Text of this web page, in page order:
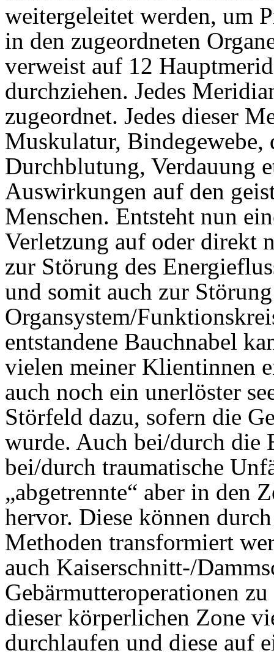
weitergeleitet werden, um
in den zugeordneten
verweist auf 12
durchziehen. Jedes
zugeordnet. Jedes dieser
Muskulatur, Bindegewebe,
Durchblutung, Verdauung
Auswirkungen auf den
Menschen. Entsteht nun
Verletzung auf oder direkt
zur Störung des
und somit auch zur
Organsystem/
entstandene Bauchnabel
vielen meiner Klientinnen
auch noch ein unerlöster
Störfeld dazu, sofern die
wurde. Auch bei/durch die
bei/durch traumatische
„abgetrennte“ aber in den
hervor. Diese können
Methoden transformiert
auch Kaiserschnitt-/
Gebärmutteroperationen
dieser körperlichen Zone
durchlaufen und diese auf